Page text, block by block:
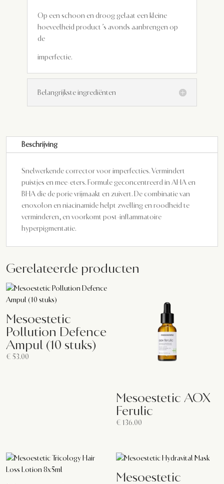
Op een schoon en droog gelaat een kleine
hoeveelheid product ’s avonds aanbrengen op
de
imperfectie.
Belangrijkste ingrediënten
Beschrijving
Snelwerkende corrector voor imperfecties. Vermindert
puistjes en mee-eters. Formule geconcentreerd in AHA en
BHA die de porie vrijmaakt en zuivert. De combinatie van
enoxolon en niacinamide helpt zwelling en roodheid te
verminderen, en voorkomt post-inflammatoire
hyperpigmentatie.
Gerelateerde producten
Mesoestetic
Pollution Defence
Ampul (10 stuks)
€ 53.00
Mesoestetic AOX
Ferulic
€ 136.00
Mesoestetic